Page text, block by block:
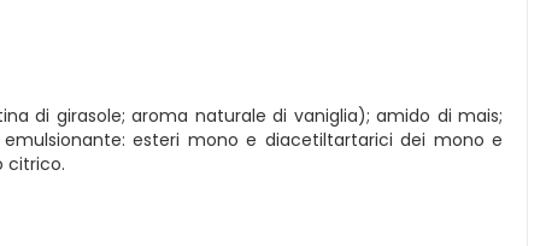
di girasole; aroma naturale di vaniglia); amido di mais;
esteri mono e diacetiltartarici dei mono e
citrico.